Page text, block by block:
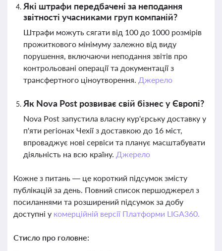
Які штрафи передбачені за неподання
звітності учасниками груп компаній?
Штрафи можуть сягати від 100 до 1000 розмірів
прожиткового мінімуму залежно від виду
порушення, включаючи неподання звітів про
контрольовані операції та документації з
трансфертного ціноутворення. Джерело
Як Nova Post розвиває свій бізнес у Європі?
Nova Post запустила власну кур'єрську доставку у
п'яти регіонах Чехії з доставкою до 16 міст,
впроваджує нові сервіси та планує масштабувати
діяльність на всю країну. Джерело
Кожне з питань — це короткий підсумок змісту
публікацій за день. Повний список першоджерел з
посиланнями та розширений підсумок за добу
доступні у комерційній версії Платформи LIGA360.
Стисло про головне: